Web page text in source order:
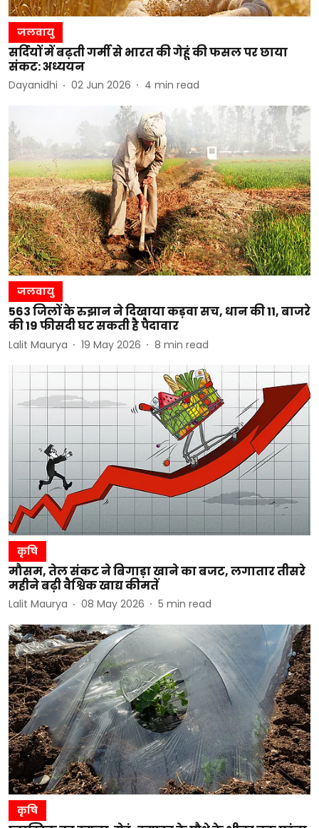
जलवायु
सर्दियों में बढ़ती गर्मी से भारत की गेहूं की फसल पर छाया
संकट: अध्ययन
Dayanidhi 02 Jun 2026 4 min read
जलवायु
563 जिलों के रुझान ने दिखाया कड़वा सच, धान की 11, बाजरे
की 19 फीसदी घट सकती है पैदावार
Lalit Maurya 19 May 2026 8 min read
कृषि
मौसम, तेल संकट ने बिगाड़ा खाने का बजट, लगातार तीसरे
महीने बढ़ी वैश्विक खाद्य कीमतें
Lalit Maurya 08 May 2026 5 min read
कृषि